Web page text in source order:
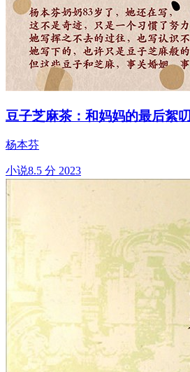
豆子芝麻茶：和妈妈的最后絮叨
杨本芬
小说8.5 分 2023